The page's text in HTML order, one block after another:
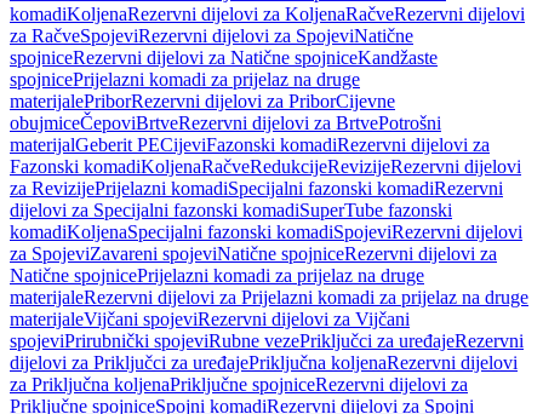
komadiKoljenaRezervni dijelovi za KoljenaRačveRezervni dijelovi
za RačveSpojeviRezervni dijelovi za SpojeviNatične
spojniceRezervni dijelovi za Natične spojniceKandžaste
spojnicePrijelazni komadi za prijelaz na druge
materijalePriborRezervni dijelovi za PriborCijevne
obujmiceČepoviBrtveRezervni dijelovi za BrtvePotrošni
materijalGeberit PECijeviFazonski komadiRezervni dijelovi za
Fazonski komadiKoljenaRačveRedukcijeRevizijeRezervni dijelovi
za RevizijePrijelazni komadiSpecijalni fazonski komadiRezervni
dijelovi za Specijalni fazonski komadiSuperTube fazonski
komadiKoljenaSpecijalni fazonski komadiSpojeviRezervni dijelovi
za SpojeviZavareni spojeviNatične spojniceRezervni dijelovi za
Natične spojnicePrijelazni komadi za prijelaz na druge
materijaleRezervni dijelovi za Prijelazni komadi za prijelaz na druge
materijaleVijčani spojeviRezervni dijelovi za Vijčani
spojeviPrirubnički spojeviRubne vezePriključci za uređajeRezervni
dijelovi za Priključci za uređajePriključna koljenaRezervni dijelovi
za Priključna koljenaPriključne spojniceRezervni dijelovi za
Priključne spojniceSpojni komadiRezervni dijelovi za Spojni